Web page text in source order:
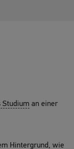
Studium an einer
Hintergrund, wie